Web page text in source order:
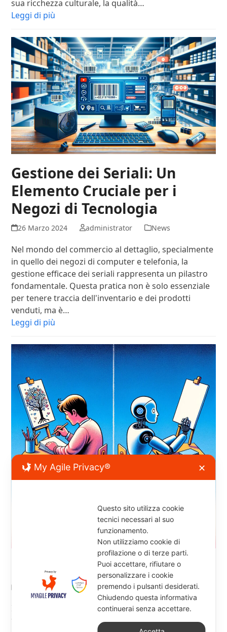
sua ricchezza culturale, la qualità…
Leggi di più
Gestione dei Seriali: Un
Elemento Cruciale per i
Negozi di Tecnologia
26 Marzo 2024 administrator News
Nel mondo del commercio al dettaglio, specialmente
in quello dei negozi di computer e telefonia, la
gestione efficace dei seriali rappresenta un pilastro
fondamentale. Questa pratica non è solo essenziale
per tenere traccia dell'inventario e dei prodotti
venduti, ma è…
Leggi di più
Potere e Volere di una AI
19 Marzo 2024 administrator News
In questi giorni si parla continuamente delle AI e del
fatto che il loro modo di rispondere assomigli
My Agile Privacy® ✕
Questo sito utilizza cookie
tecnici necessari al suo
funzionamento.
Non utilizziamo cookie di
profilazione o di terze parti.
Puoi accettare, rifiutare o
personalizzare i cookie
premendo i pulsanti desiderati.
Chiudendo questa informativa
continuerai senza accettare.